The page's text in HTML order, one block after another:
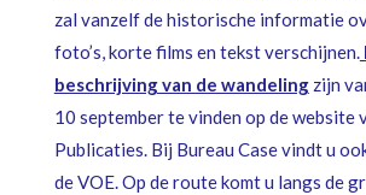
zal vanzelf de historische informatie
foto’s, korte films en tekst verschijnen.
beschrijving van de wandelingzijn
10 september te vinden op de website
Publicaties. Bij Bureau Case vindt u
de VOE. Op de route komt u langs de